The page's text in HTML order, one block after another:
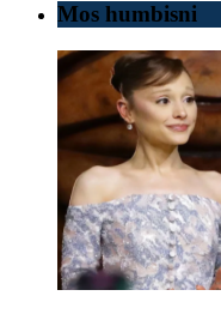
Mos humbisni